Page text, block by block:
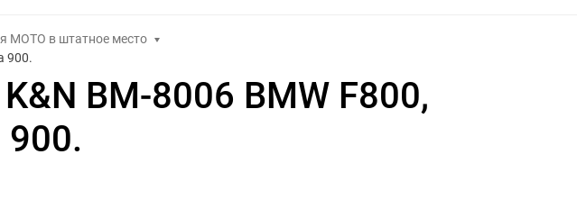
МОТО в штатное место
900.
BM-8006 BMW F800,
900.